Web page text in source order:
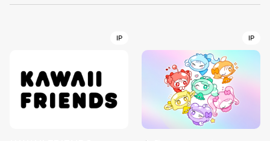
IP IP